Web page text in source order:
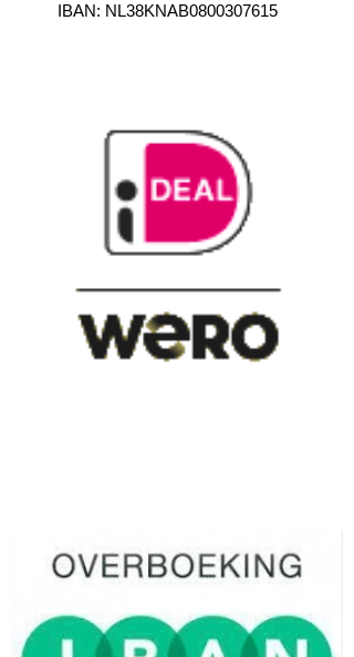
IBAN: NL38KNAB0800307615